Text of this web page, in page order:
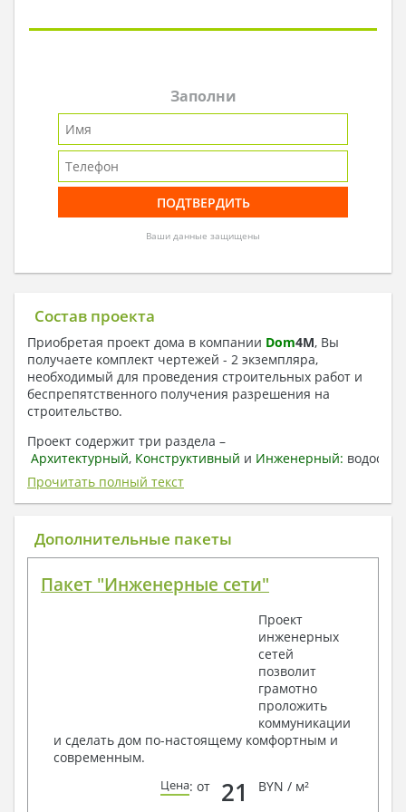
Заполни
Ваши данные защищены
Состав проекта
Приобретая проект дома в компании Dom4M, Вы
получаете комплект чертежей - 2 экземпляра,
необходимый для проведения строительных работ и
беспрепятственного получения разрешения на
строительство.
Проект содержит три раздела –
Архитектурный, Конструктивный и Инженерный:
отопление, вентиляция, канализация,
электроснабжение (приобретается за дополнительную
плату) + Пояснительная записка.
1. Архитектурный раздел:
План координационных осей
Поэтажные маркировочные планы с
Разрезы и состав конструкций
Фасады с ведомостью внешних отделок
Элементы проемов – спецификация
Ведомость перемычек – сечения и
спецификация
Экспликация полов
Архитектурные узлы в конструкциях
Прочитать полный текст
Дополнительные пакеты
Пакет "Инженерные сети"
Проект
инженерных
сетей
позволит
грамотно
проложить
коммуникации
и сделать дом по-настоящему комфортным и
современным.
Цена: от 21 BYN / м²